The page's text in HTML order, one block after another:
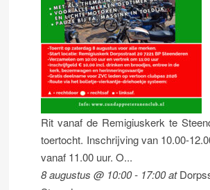
Rit vanaf de Remigiuskerk te
toertocht. Inschrijving van 10.00-
vanaf 11.00 uur. O...
8 augustus @ 10:00- 17:00at